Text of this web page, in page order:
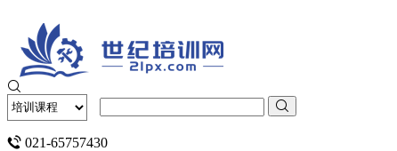
021-65757430